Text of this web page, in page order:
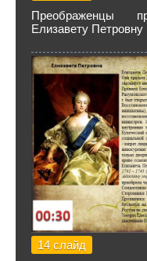
Преображенцы
Елизавету Петровну
14 слайд